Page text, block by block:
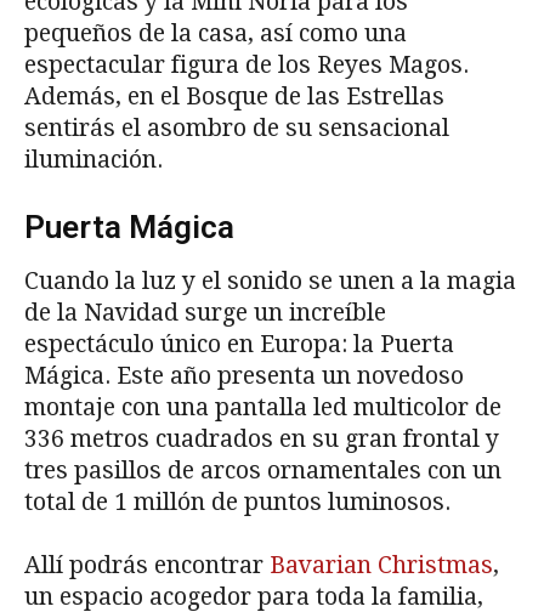
pequeños de la casa, así como una
espectacular figura de los Reyes Magos.
Además, en el Bosque de las Estrellas
sentirás el asombro de su sensacional
iluminación.
Puerta Mágica
Cuando la luz y el sonido se unen a la magia
de la Navidad surge un increíble
espectáculo único en Europa: la Puerta
Mágica. Este año presenta un novedoso
montaje con una pantalla led multicolor de
336 metros cuadrados en su gran frontal y
tres pasillos de arcos ornamentales con un
total de 1 millón de puntos luminosos.
Allí podrás encontrar Bavarian Christmas,
un espacio acogedor para toda la familia,